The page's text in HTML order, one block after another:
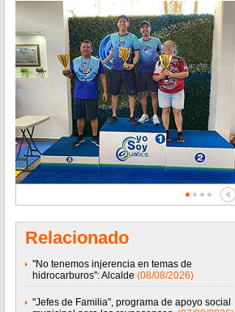
Relacionado
''No tenemos injerencia en temas de
hidrocarburos'': Alcalde (08/08/2026)
"Jefes de Familia", programa de apoyo social